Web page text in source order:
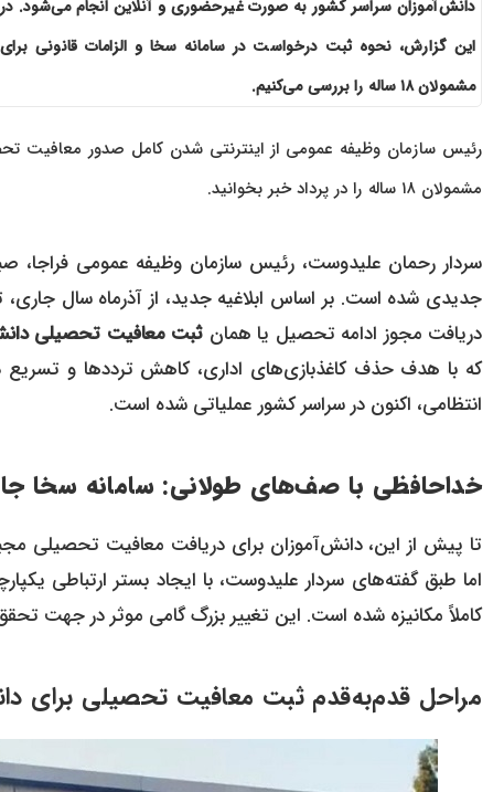
دانش‌آموزان سراسر کشور به صورت غیرحضوری و آنلاین انجام می‌شود. در
این گزارش، نحوه ثبت درخواست در سامانه سخا و الزامات قانونی برای
مشمولان ۱۸ ساله را بررسی می‌کنیم.
رئیس سازمان وظیفه عمومی از اینترنتی شدن کامل صدور معافیت
مشمولان ۱۸ ساله را در پرداد خبر بخوانید.
سردار رحمان علیدوست، رئیس سازمان وظیفه عمومی فراجا،
دریافت مجوز ادامه تحصیل یا همان ثبت معافیت تحصیلی
که با هدف حذف کاغذبازی‌های اداری، کاهش ترددها و
انتظامی، اکنون در سراسر کشور عملیاتی شده است.
خداحافظی با صف‌های طولانی: سامانه سخا
اما طبق گفته‌های سردار علیدوست، با ایجاد بستر ارتباطی
کاملاً مکانیزه شده است. این تغییر بزرگ گامی موثر در جهت
مراحل قدم‌به‌قدم ثبت معافیت تحصیلی برای